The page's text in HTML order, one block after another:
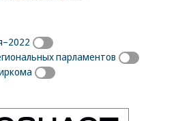
парламентов